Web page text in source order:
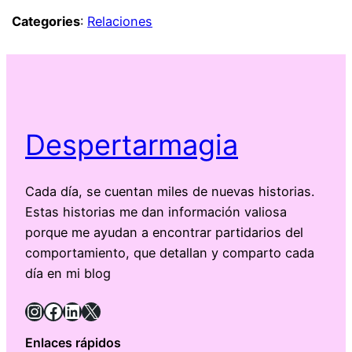
Categories: Relaciones
Despertarmagia
Cada día, se cuentan miles de nuevas historias.
Estas historias me dan información valiosa
porque me ayudan a encontrar partidarios del
comportamiento, que detallan y comparto cada
día en mi blog
InstagramFacebook LinkedIn X
Enlaces rápidos